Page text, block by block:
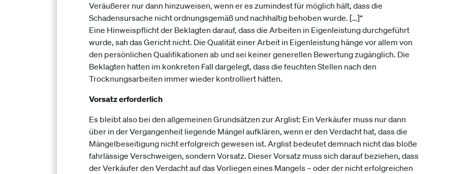
Veräußerer nur dann hinzuweisen, wenn er es zumindest für möglich hält, dass die
Schadensursache nicht ordnungsgemäß und nachhaltig behoben wurde. […]“
Eine Hinweispflicht der Beklagten darauf, dass die Arbeiten in Eigenleistung durchgeführt
wurde, sah das Gericht nicht. Die Qualität einer Arbeit in Eigenleistung hänge vor allem von
den persönlichen Qualifikationen ab und sei keiner generellen Bewertung zugänglich. Die
Beklagten hatten im konkreten Fall dargelegt, dass die feuchten Stellen nach den
Trocknungsarbeiten immer wieder kontrolliert hätten.
Vorsatz erforderlich
Es bleibt also bei den allgemeinen Grundsätzen zur Arglist: Ein Verkäufer muss nur dann
über in der Vergangenheit liegende Mängel aufklären, wenn er den Verdacht hat, dass die
Mängelbeseitigung nicht erfolgreich gewesen ist. Arglist bedeutet demnach nicht das bloße
fahrlässige Verschweigen, sondern Vorsatz. Dieser Vorsatz muss sich darauf beziehen, dass
der Verkäufer den Verdacht auf das Vorliegen eines Mangels – oder der nicht erfolgreichen